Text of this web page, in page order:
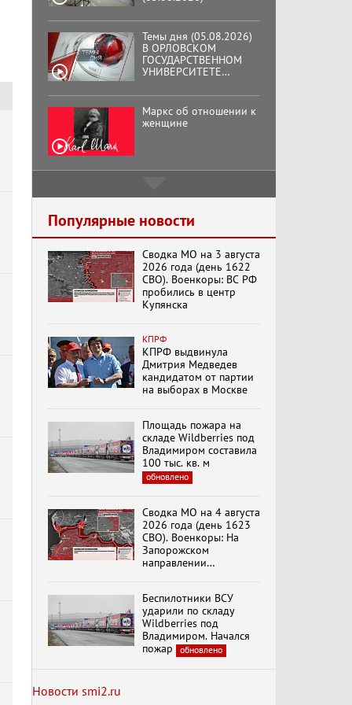
УНИВЕРСИТЕТЕ
ОТКРЫЛАСЬ
АУДИТОРИЯ ИМЕНИ
ЗНАМЕНИТОГО
ВЫПУСКНИКА,
Маркс об отношении к
женщине
«Додоговаривались...»
(11.06.2026)
Бренды Советской
эпохи "Гжель"
Специальный репортаж
«Безразмерное
Кольцо»
К ГРАЖДАНАМ
РОССИИ! Обращение
Г.А. Зюганова,
Председателя ЦК
КПРФ Руководителя
Государственной Думе
РФ (28.07.2026)
Документальный
фильм "Империализм и
террор"
И.Буданов, А.Лежава,
Н.Останина
(05.08.2026)
Популярные новости
Сводка МО на 3 августа
2026 года (день 1622
СВО). Военкоры: ВС РФ
пробились в центр
Купянска
КПРФ
КПРФ выдвинула
Дмитрия Медведев
кандидатом от партии
на выборах в Москве
Площадь пожара на
складе Wildberries под
Владимиром составила
100 тыс. кв. м
обновлено
Сводка МО на 4 августа
2026 года (день 1623
СВО). Военкоры: На
Запорожском
направлении
Степногорска
Беспилотники ВСУ
ударили по складу
Wildberries под
Владимиром. Начался
пожар
обновлено
Новости smi2.ru